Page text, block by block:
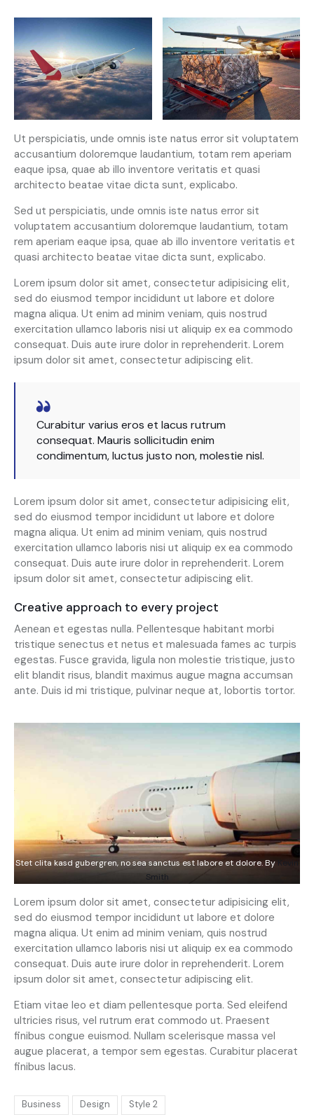
Ut perspiciatis, unde omnis iste natus error sit voluptatem
accusantium doloremque laudantium, totam rem aperiam
eaque ipsa, quae ab illo inventore veritatis et quasi
architecto beatae vitae dicta sunt, explicabo.
Sed ut perspiciatis, unde omnis iste natus error sit
voluptatem accusantium doloremque laudantium, totam
rem aperiam eaque ipsa, quae ab illo inventore veritatis et
quasi architecto beatae vitae dicta sunt, explicabo.
Lorem ipsum dolor sit amet, consectetur adipisicing elit,
sed do eiusmod tempor incididunt ut labore et dolore
magna aliqua. Ut enim ad minim veniam, quis nostrud
exercitation ullamco laboris nisi ut aliquip ex ea commodo
consequat. Duis aute irure dolor in reprehenderit. Lorem
ipsum dolor sit amet, consectetur adipiscing elit.
Curabitur varius eros et lacus rutrum
consequat. Mauris sollicitudin enim
condimentum, luctus justo non, molestie nisl.
Lorem ipsum dolor sit amet, consectetur adipisicing elit,
sed do eiusmod tempor incididunt ut labore et dolore
magna aliqua. Ut enim ad minim veniam, quis nostrud
exercitation ullamco laboris nisi ut aliquip ex ea commodo
consequat. Duis aute irure dolor in reprehenderit. Lorem
ipsum dolor sit amet, consectetur adipiscing elit.
Creative approach to every project
Aenean et egestas nulla. Pellentesque habitant morbi
tristique senectus et netus et malesuada fames ac turpis
egestas. Fusce gravida, ligula non molestie tristique, justo
elit blandit risus, blandit maximus augue magna accumsan
ante. Duis id mi tristique, pulvinar neque at, lobortis tortor.
Stet clita kasd gubergren, no sea sanctus est labore et dolore. By Kevin
Smith
Lorem ipsum dolor sit amet, consectetur adipisicing elit,
sed do eiusmod tempor incididunt ut labore et dolore
magna aliqua. Ut enim ad minim veniam, quis nostrud
exercitation ullamco laboris nisi ut aliquip ex ea commodo
consequat. Duis aute irure dolor in reprehenderit. Lorem
ipsum dolor sit amet, consectetur adipiscing elit.
Etiam vitae leo et diam pellentesque porta. Sed eleifend
ultricies risus, vel rutrum erat commodo ut. Praesent
finibus congue euismod. Nullam scelerisque massa vel
augue placerat, a tempor sem egestas. Curabitur placerat
finibus lacus.
Business Design Style 2